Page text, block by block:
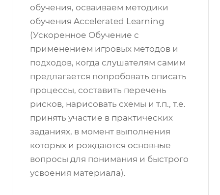
обучения, осваиваем методики
обучения Accelerated Learning
(Ускоренное Обучение с
применением игровых методов и
подходов, когда слушателям самим
предлагается попробовать описать
процессы, составить перечень
рисков, нарисовать схемы и т.п., т.е.
принять участие в практических
заданиях, в момент выполнения
которых и рождаются основные
вопросы для понимания и быстрого
усвоения материала).